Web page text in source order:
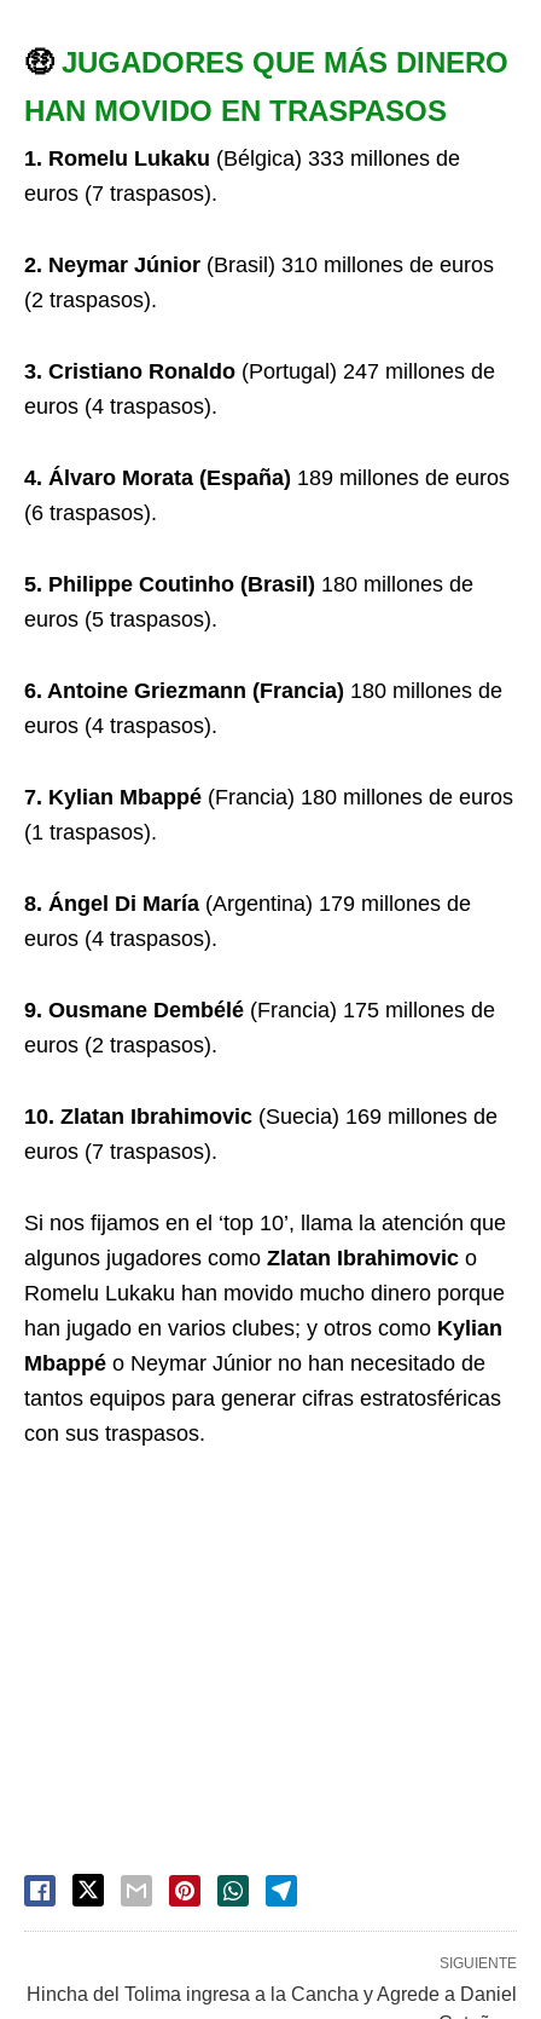
🤑 JUGADORES QUE MÁS DINERO
HAN MOVIDO EN TRASPASOS
1. Romelu Lukaku (Bélgica) 333 millones de
euros (7 traspasos).
2. Neymar Júnior (Brasil) 310 millones de euros
(2 traspasos).
3. Cristiano Ronaldo (Portugal) 247 millones de
euros (4 traspasos).
4. Álvaro Morata (España) 189 millones de euros
(6 traspasos).
5. Philippe Coutinho (Brasil) 180 millones de
euros (5 traspasos).
6. Antoine Griezmann (Francia) 180 millones de
euros (4 traspasos).
7. Kylian Mbappé (Francia) 180 millones de euros
(1 traspasos).
8. Ángel Di María (Argentina) 179 millones de
euros (4 traspasos).
9. Ousmane Dembélé (Francia) 175 millones de
euros (2 traspasos).
10. Zlatan Ibrahimovic (Suecia) 169 millones de
euros (7 traspasos).
Si nos fijamos en el ‘top 10’, llama la atención que
algunos jugadores como Zlatan Ibrahimovic o
Romelu Lukaku han movido mucho dinero porque
han jugado en varios clubes; y otros como Kylian
Mbappé o Neymar Júnior no han necesitado de
tantos equipos para generar cifras estratosféricas
con sus traspasos.
SIGUIENTE
Hincha del Tolima ingresa a la Cancha y Agrede a Daniel